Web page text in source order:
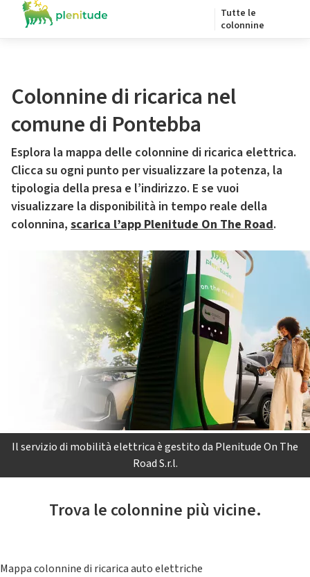
Tutte le
colonnine
Colonnine di ricarica nel
comune di Pontebba
Esplora la mappa delle colonnine di ricarica elettrica.
Clicca su ogni punto per visualizzare la potenza, la
tipologia della presa e l’indirizzo. E se vuoi
visualizzare la disponibilità in tempo reale della
colonnina, scarica l’app Plenitude On The Road.
Il servizio di mobilità elettrica è gestito da Plenitude On The
Road S.r.l.
Trova le colonnine più vicine.
Mappa colonnine di ricarica auto elettriche